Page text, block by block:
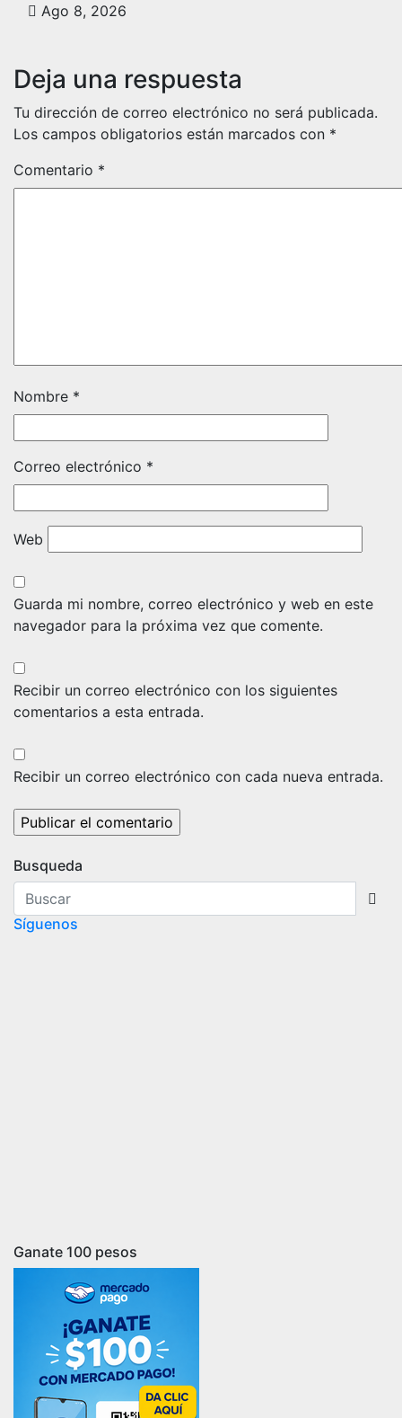
Ago 8, 2026
Deja una respuesta
Tu dirección de correo electrónico no será publicada.
Los campos obligatorios están marcados con *
Comentario *
Nombre *
Correo electrónico *
Web
Guarda mi nombre, correo electrónico y web en este
navegador para la próxima vez que comente.
Recibir un correo electrónico con los siguientes
comentarios a esta entrada.
Recibir un correo electrónico con cada nueva entrada.
Busqueda
Síguenos
Ganate 100 pesos